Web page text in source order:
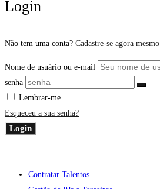
Login
Não tem uma conta? Cadastre-se agora mesmo
Nome de usuário ou e-mail
senha
Lembrar-me
Esqueceu a sua senha?
Login
Contratar Talentos